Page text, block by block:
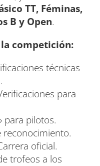
TT, Féminas,
B y Open.
competición:
técnicas
para
para pilotos.
reconocimiento.
oficial.
trofeos a los